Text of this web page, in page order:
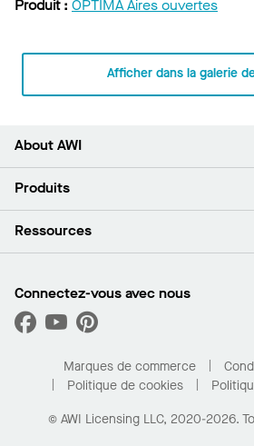
Produit : OPTIMA Aires ouvertes
Afficher dans la galerie
About AWI
À propos de nous
Espace presse
Quelles sont mes options d’achat?
Produits
Plafonds
Capacités sur mesure
Performance
Ressources
Trouver un distributeur
Trouver un distributeur
Pour la maison
Connectez-vous avec nous
Marques de commerce
Politique de cookies
© AWI Licensing LLC, 2020-2026.